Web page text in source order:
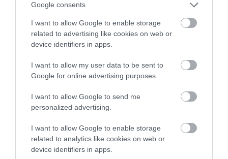
Google consents
I want to allow Google to enable storage
related to advertising like cookies on web or
device identifiers in apps.
I want to allow my user data to be sent to
Google for online advertising purposes.
I want to allow Google to send me
personalized advertising.
I want to allow Google to enable storage
related to analytics like cookies on web or
device identifiers in apps.
Értékelések
5.0 1
4 0
3 0
2 0